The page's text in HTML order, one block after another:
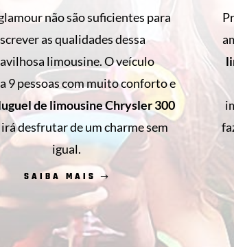
não são suficientes para
as qualidades dessa
limousine. O veículo
9 pessoas com muito conforto e
de limousine Chrysler 300
desfrutar de um charme sem
igual.
SAIBA MAIS